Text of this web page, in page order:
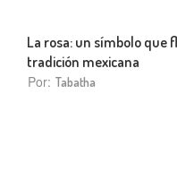
La rosa: un símbolo que
tradición mexicana
Por: Tabatha